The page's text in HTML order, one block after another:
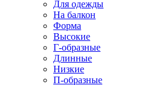
Для одежды
На балкон
Форма
Высокие
Г-образные
Длинные
Низкие
П-образные